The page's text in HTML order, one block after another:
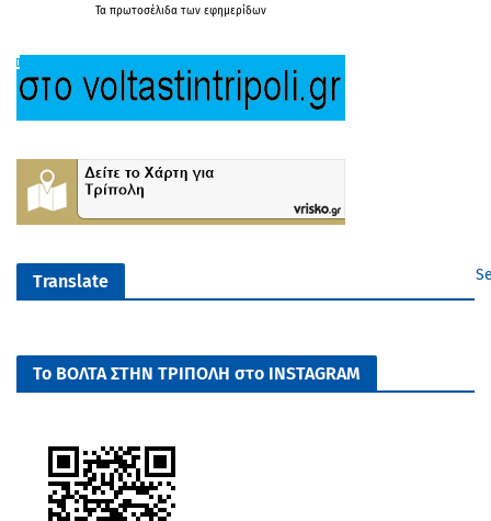
Τα πρωτοσέλιδα των εφημερίδων
Translate
Το ΒΟΛΤΑ ΣΤΗΝ ΤΡΙΠΟΛΗ στο INSTAGRAM